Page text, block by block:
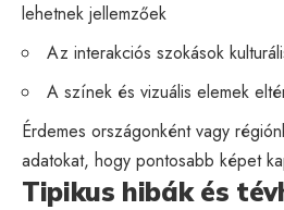
lehetnek jellemzőek
Az interakciós szokások
A színek és vizuális elemek
Érdemes országonként vagy
adatokat, hogy pontosabb képet
Tipikus hibák és